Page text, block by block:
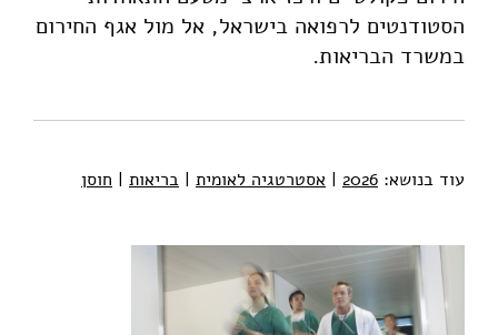
הסטודנטים לרפואה בישראל, אל מול אגף החירום
במשרד הבריאות.
עוד בנושא: 2026
| אסטרטגיה לאומית | בריאות | חוסן